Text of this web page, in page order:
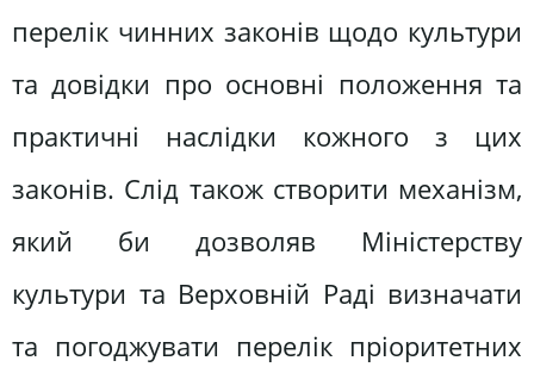
перелік чинних законів щодо культури
та довідки про основні положення та
практичні наслідки кожного з цих
законів. Слід також створити механізм,
який би дозволяв Міністерству
культури та Верховній Раді визначати
та погоджувати перелік пріоритетних